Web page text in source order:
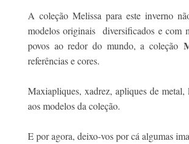
A coleção Melissa para este inverno
modelos originais diversificados e com
povos ao redor do mundo, a coleção
referências e cores.
Maxiapliques, xadrez, apliques de
aos modelos da coleção.
E por agora, deixo-vos por cá algumas